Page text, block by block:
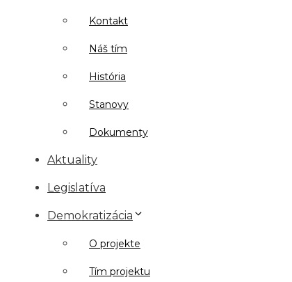
Kontakt
Náš tím
História
Stanovy
Dokumenty
Aktuality
Legislatíva
Demokratizácia
O projekte
Tím projektu